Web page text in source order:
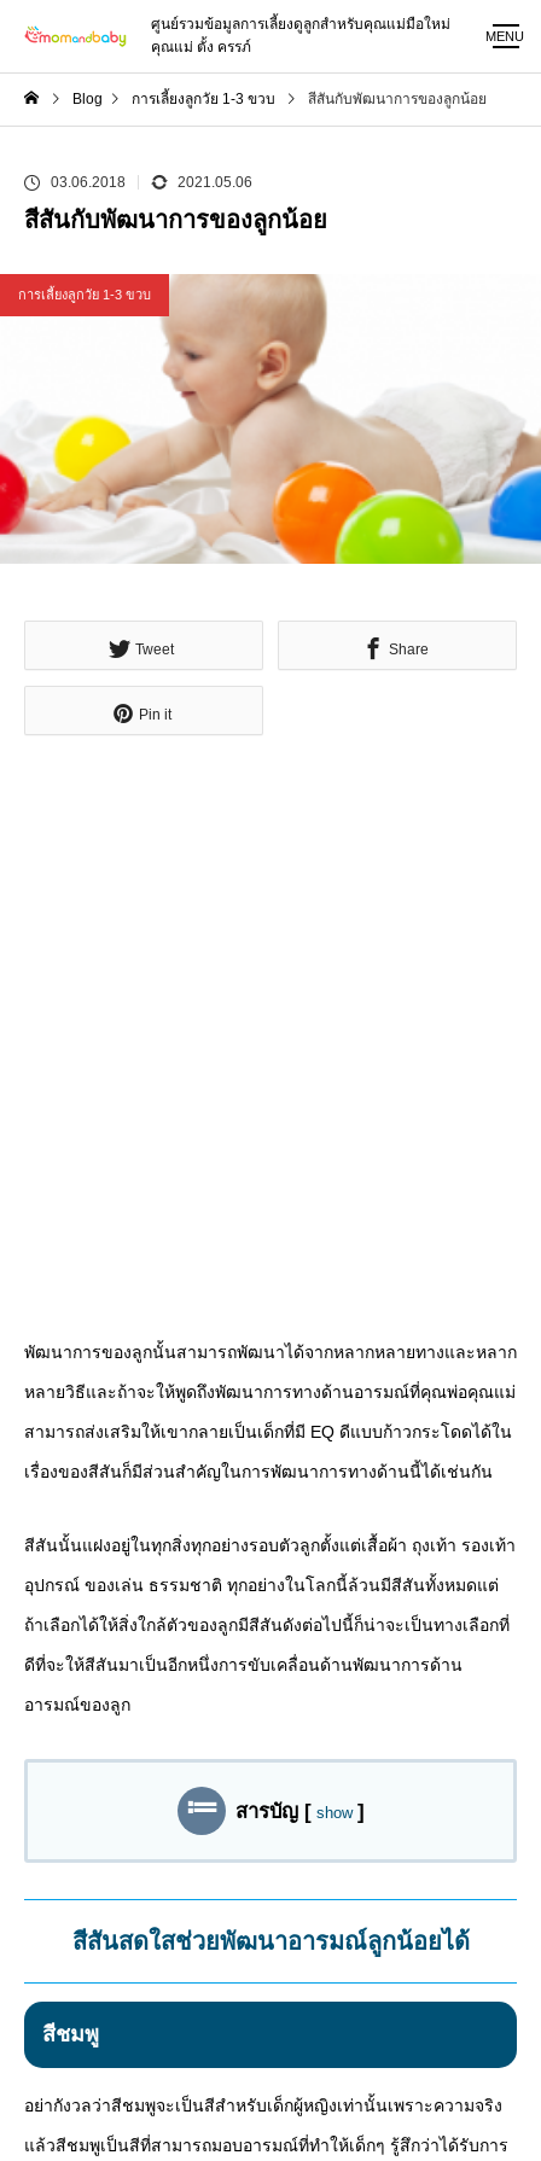
ศูนย์รวมข้อมูลการเลี้ยงดูลูกสำหรับคุณแม่มือใหม่
คุณแม่ ตั้ง ครรภ์
MENU
Blog การเลี้ยงลูกวัย 1-3 ขวบ สีสันกับพัฒนาการของลูกน้อย
03.06.2018 2021.05.06
สีสันกับพัฒนาการของลูกน้อย
การเลี้ยงลูกวัย 1-3 ขวบ
Tweet Share
Pin it
พัฒนาการของลูกนั้นสามารถพัฒนาได้จากหลากหลายทางและหลาก
หลายวิธีและถ้าจะให้พูดถึงพัฒนาการทางด้านอารมณ์ที่คุณพ่อคุณแม่
สามารถส่งเสริมให้เขากลายเป็นเด็กที่มี EQ ดีแบบก้าวกระโดดได้ใน
เรื่องของสีสันก็มีส่วนสำคัญในการพัฒนาการทางด้านนี้ได้เช่นกัน
สีสันนั้นแฝงอยู่ในทุกสิ่งทุกอย่างรอบตัวลูกตั้งแต่เสื้อผ้า ถุงเท้า รองเท้า
อุปกรณ์ ของเล่น ธรรมชาติ ทุกอย่างในโลกนี้ล้วนมีสีสันทั้งหมดแต่
ถ้าเลือกได้ให้สิ่งใกล้ตัวของลูกมีสีสันดังต่อไปนี้ก็น่าจะเป็นทางเลือกที่
ดีที่จะให้สีสันมาเป็นอีกหนึ่งการขับเคลื่อนด้านพัฒนาการด้าน
อารมณ์ของลูก
สารบัญ [ show ]
สีสันสดใสช่วยพัฒนาอารมณ์ลูกน้อยได้
สีชมพู
อย่ากังวลว่าสีชมพูจะเป็นสีสำหรับเด็กผู้หญิงเท่านั้นเพราะความจริง
แล้วสีชมพูเป็นสีที่สามารถมอบอารมณ์ที่ทำให้เด็กๆ รู้สึกว่าได้รับการ